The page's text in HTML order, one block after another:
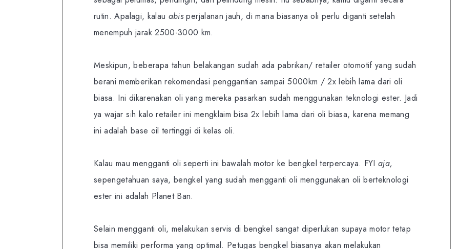
rutin. Apalagi, kalau abisperjalanan jauh, di mana biasanya oli perlu diganti setelah
menempuh jarak 2500-3000 km.
Meskipun, beberapa tahun belakangan sudah ada pabrikan/ retailer otomotif yang sudah
berani memberikan rekomendasi penggantian sampai 5000km / 2x lebih lama dari oli
biasa. Ini dikarenakan oli yang mereka pasarkan sudah menggunakan teknologi ester. Jadi
ya wajar sih kalo retailer ini mengklaim bisa 2x lebih lama dari oli biasa, karena memang
ini adalah base oil tertinggi di kelas oli.
Kalau mau mengganti oli seperti ini bawalah motor ke bengkel terpercaya. FYI aja,
sepengetahuan saya, bengkel yang sudah mengganti oli menggunakan oli berteknologi
ester ini adalah Planet Ban.
Selain mengganti oli, melakukan servis di bengkel sangat diperlukan supaya motor tetap
bisa memiliki performa yang optimal. Petugas bengkel biasanya akan melakukan